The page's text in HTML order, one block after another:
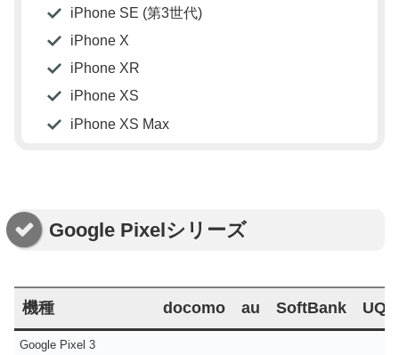
iPhone SE (第3世代)
iPhone X
iPhone XR
iPhone XS
iPhone XS Max
Google Pixelシリーズ
機種 docomo au SoftBank UQ
Google Pixel 3